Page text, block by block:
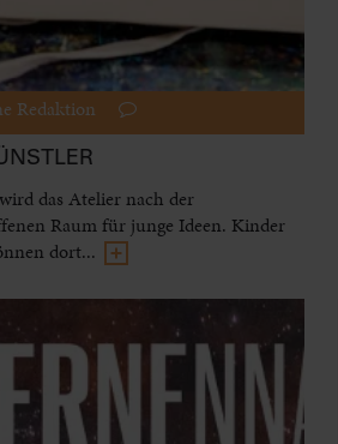
Redaktion
das Atelier nach der
Raum für junge Ideen. Kinder
dort...